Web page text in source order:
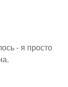
- я просто